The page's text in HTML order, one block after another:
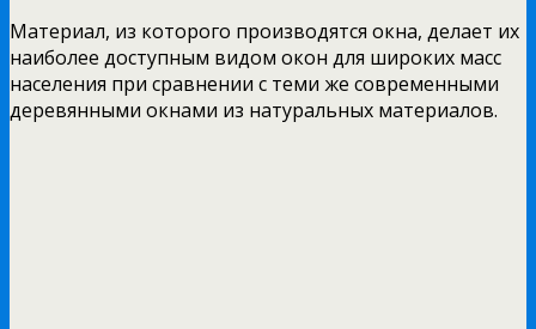
Материал, из которого производятся окна, делает их
наиболее доступным видом окон для широких масс
населения при сравнении с теми же современными
деревянными окнами из натуральных материалов.